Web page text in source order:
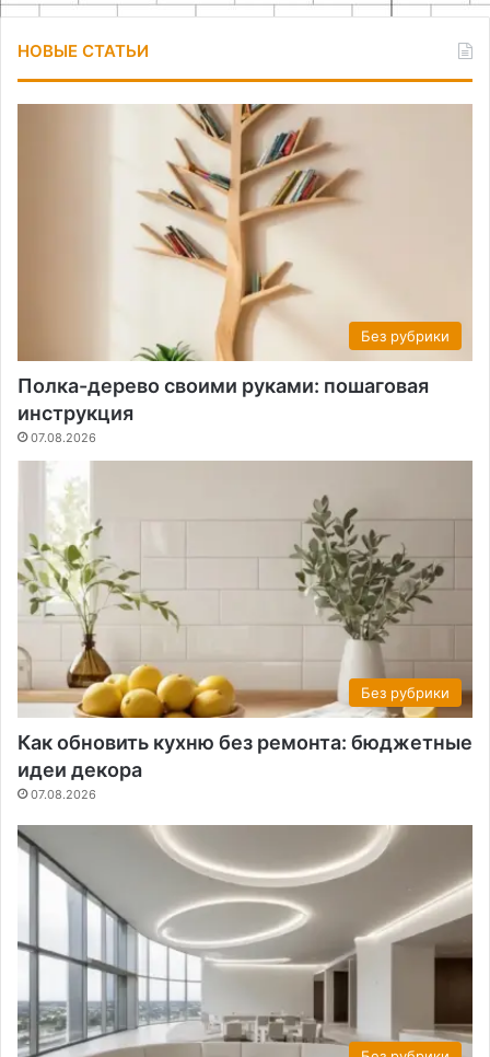
НОВЫЕ СТАТЬИ
Без рубрики
Полка-дерево своими руками: пошаговая
инструкция
07.08.2026
Без рубрики
Как обновить кухню без ремонта: бюджетные
идеи декора
07.08.2026